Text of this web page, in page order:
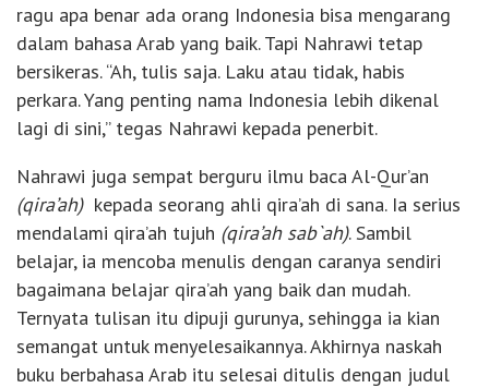
ragu apa benar ada orang Indonesia bisa mengarang
dalam bahasa Arab yang baik. Tapi Nahrawi tetap
bersikeras. “Ah, tulis saja. Laku atau tidak, habis
perkara. Yang penting nama Indonesia lebih dikenal
lagi di sini,” tegas Nahrawi kepada penerbit.
Nahrawi juga sempat berguru ilmu baca Al-Qur’an
(qira’ah)kepada seorang ahli qira’ah di sana. Ia serius
mendalami qira’ah tujuh (qira’ah sab`ah). Sambil
belajar, ia mencoba menulis dengan caranya sendiri
bagaimana belajar qira’ah yang baik dan mudah.
Ternyata tulisan itu dipuji gurunya, sehingga ia kian
semangat untuk menyelesaikannya. Akhirnya naskah
buku berbahasa Arab itu selesai ditulis dengan judul